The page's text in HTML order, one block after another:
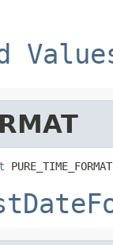
PURE_TIME_FORMAT